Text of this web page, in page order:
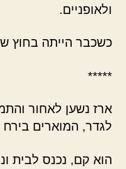
ולאופניים.
כשכבר הייתה בחוץ
*****
ארז נשען לאחור
לגדר, המוארים
הוא קם, נכנס לבית